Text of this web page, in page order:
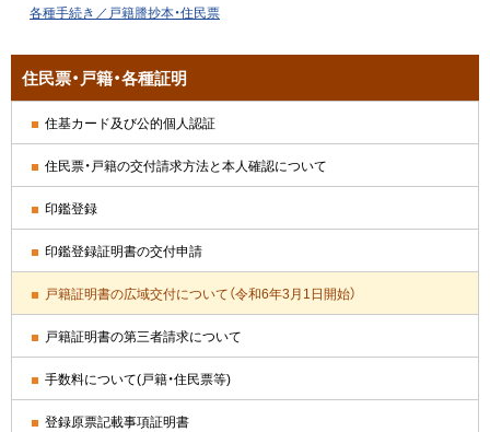
各種手続き／戸籍謄抄本・住民票
サ
イ
ド
・
メ
ニ
ュ
ー
住民票・戸籍・各種証明
住基カード及び公的個人認証
住民票・戸籍の交付請求方法と本人確認について
印鑑登録
印鑑登録証明書の交付申請
戸籍証明書の広域交付について（令和6年3月1日開始）
戸籍証明書の第三者請求について
手数料について(戸籍・住民票等)
登録原票記載事項証明書